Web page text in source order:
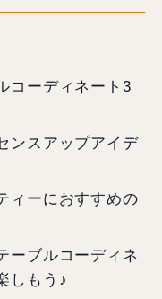
コーディネート3
ンスアップアイデ
ィーにおすすめの
ーブルコーディネ
しもう♪